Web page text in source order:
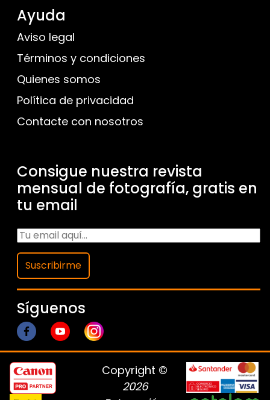
Ayuda
Aviso legal
Términos y condiciones
Quienes somos
Política de privacidad
Contacte con nosotros
Consigue nuestra revista
mensual de fotografía, gratis en
tu email
Suscribirme
Síguenos
Copyright ©
2026